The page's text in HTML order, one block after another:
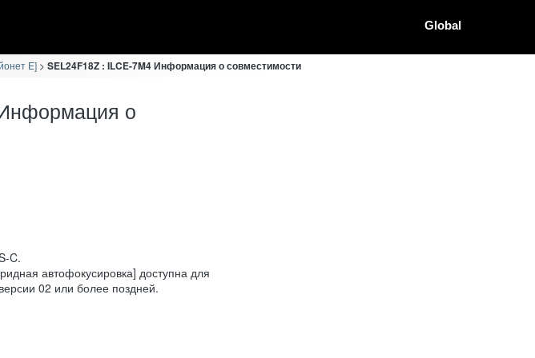
Global
E] SEL24F18Z : ILCE-7M4 Информация о совместимости
о
C.
автофокусировка] доступна для
02 или более поздней.